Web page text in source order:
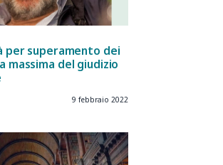
per superamento dei
massima del giudizio
9 febbraio 2022